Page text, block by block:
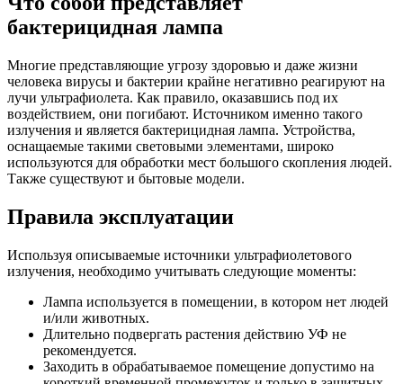
бактерицидная лампа
Многие представляющие угрозу здоровью и даже жизни
человека вирусы и бактерии крайне негативно реагируют на
лучи ультрафиолета. Как правило, оказавшись под их
воздействием, они погибают. Источником именно такого
излучения и является бактерицидная лампа. Устройства,
оснащаемые такими световыми элементами, широко
используются для обработки мест большого скопления людей.
Также существуют и бытовые модели.
Правила эксплуатации
Используя описываемые источники ультрафиолетового
излучения, необходимо учитывать следующие моменты:
Лампа используется в помещении, в котором нет людей
и/или животных.
Длительно подвергать растения действию УФ не
рекомендуется.
Заходить в обрабатываемое помещение допустимо на